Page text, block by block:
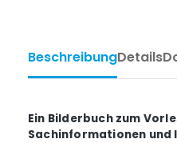
BeschreibungDetails
Ein Bilderbuch zum
Sachinformationen